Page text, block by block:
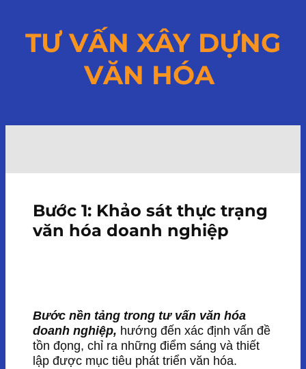
TƯ VẤN XÂY DỰNG
VĂN HÓA
Bước 1: Khảo sát thực trạng
văn hóa doanh nghiệp
Bước nền tảng trong tư vấn văn hóa
doanh nghiệp, hướng đến xác định vấn đề
tồn đọng, chỉ ra những điểm sáng và thiết
lập được mục tiêu phát triển văn hóa.